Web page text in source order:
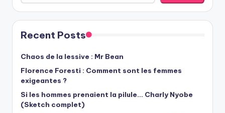
Recent Posts
Chaos de la lessive : Mr Bean
Florence Foresti : Comment sont les femmes
exigeantes ?
Si les hommes prenaient la pilule… Charly Nyobe
(Sketch complet)